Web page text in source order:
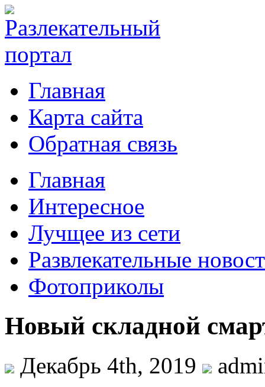
Главная
Карта сайта
Обратная связь
Главная
Интересное
Лучщее из сети
Развлекательные
Фотоприколы
Новый складной
Декабрь 4th, 2019